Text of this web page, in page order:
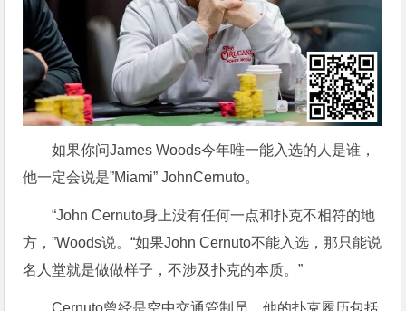
如果你问James Woods今年唯一能入选的人是谁，
他一定会说是”Miami” JohnCernuto。
“John Cernuto身上没有任何一点和扑克不相符的地
方，”Woods说。“如果John Cernuto不能入选，那只能说
名人堂就是做做样子，不涉及扑克的本质。”